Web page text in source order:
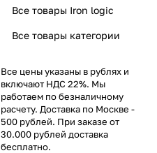
Все товары Iron logic
Все товары категории
Все цены указаны в рублях и
включают НДС 22%. Мы
работаем по безналичному
расчету. Доставка по Москве -
500 рублей. При заказе от
30.000 рублей доставка
бесплатно.